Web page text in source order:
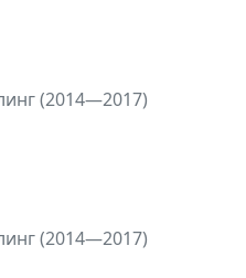
(2014—2017)
(2014—2017)